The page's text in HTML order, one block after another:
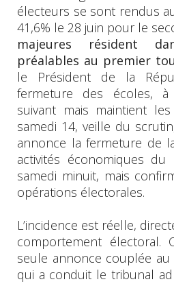
électeurs se sont rendus
41,6% le 28 juin pour le
majeures résident
préalables au premier
le Président de la
fermeture des écoles,
suivant mais maintient
samedi 14, veille du
annonce la fermeture de
activités économiques
samedi minuit, mais
opérations électorales.
L’incidence est réelle,
comportement électoral.
seule annonce couplée
qui a conduit le tribunal